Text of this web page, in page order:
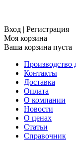
Вход | Регистрация
Моя корзина
Ваша корзина пуста
Производство
Контакты
Доставка
Оплата
О компании
Новости
О ценах
Статьи
Справочник